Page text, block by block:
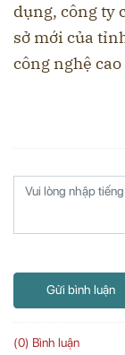
dụng, công ty
sở mới của
công nghệ
Gửi bình luận
(0) Bình luận